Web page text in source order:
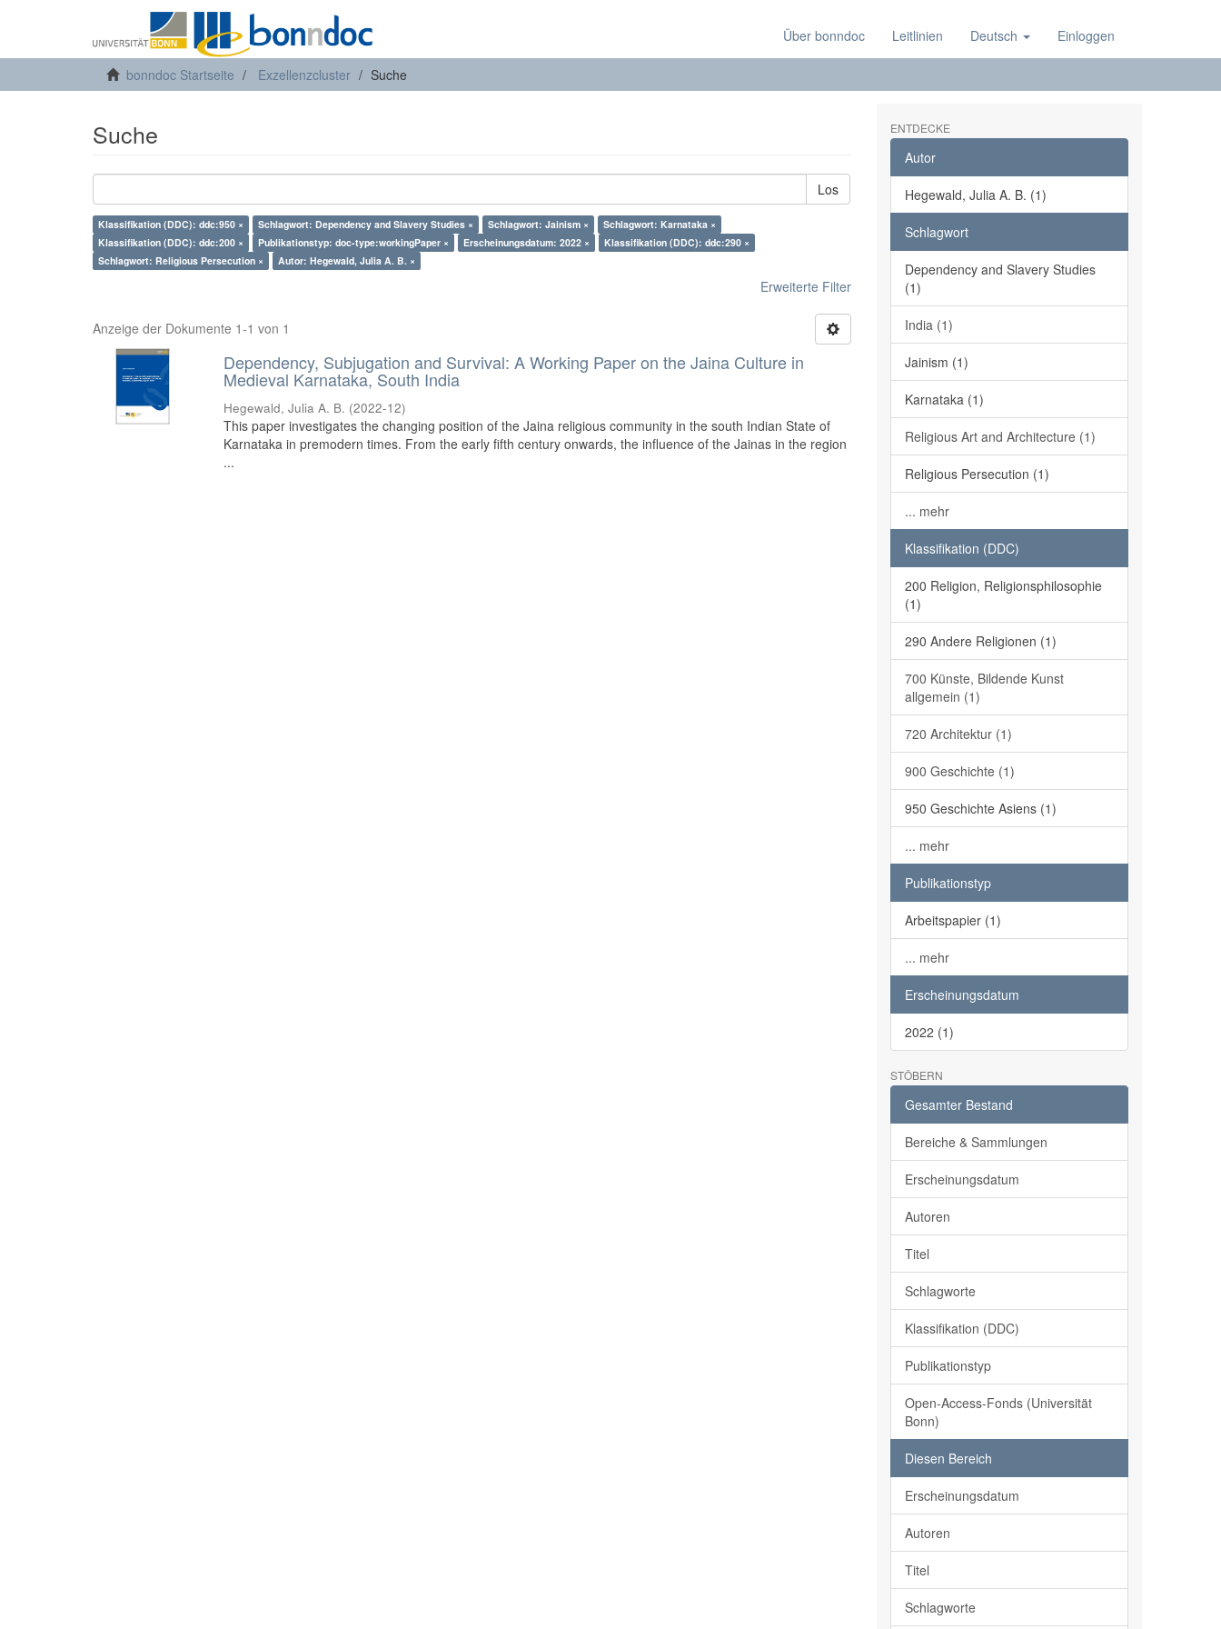
Über bonndoc Leitlinien Deutsch Einloggen
bonndoc Startseite Exzellenzcluster Suche
Suche
Los
Klassifikation (DDC): ddc:950 × Schlagwort: Dependency and Slavery Studies × Schlagwort: Jainism ×
Schlagwort: Karnataka ×
Klassifikation (DDC): ddc:200 ×
Publikationstyp: doc-type:workingPaper × Erscheinungsdatum: 2022 ×
Klassifikation (DDC): ddc:290 ×
Schlagwort: Religious Persecution ×
Autor: Hegewald, Julia A. B. ×
Erweiterte Filter
Anzeige der Dokumente 1-1 von 1
Dependency, Subjugation and Survival: A Working Paper on the Jaina Culture in
Medieval Karnataka, South India
Hegewald, Julia A. B. (2022-12)
This paper investigates the changing position of the Jaina religious community in the south Indian State of
Karnataka in premodern times. From the early fifth century onwards, the influence of the Jainas in the region
...
ENTDECKE
Autor
Hegewald, Julia A. B. (1)
Schlagwort
Dependency and Slavery Studies
(1)
India (1)
Jainism (1)
Karnataka (1)
Religious Art and Architecture (1)
Religious Persecution (1)
... mehr
Klassifikation (DDC)
200 Religion, Religionsphilosophie
(1)
290 Andere Religionen (1)
700 Künste, Bildende Kunst
allgemein (1)
720 Architektur (1)
900 Geschichte (1)
950 Geschichte Asiens (1)
... mehr
Publikationstyp
Arbeitspapier (1)
... mehr
Erscheinungsdatum
2022 (1)
STÖBERN
Gesamter Bestand
Bereiche & Sammlungen
Erscheinungsdatum
Autoren
Titel
Schlagworte
Klassifikation (DDC)
Publikationstyp
Open-Access-Fonds (Universität
Bonn)
Diesen Bereich
Erscheinungsdatum
Autoren
Titel
Schlagworte